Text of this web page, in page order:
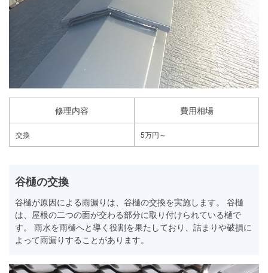
修理内容 費用相場
交換 5万円～
谷樋の交換
谷樋が原因による雨漏りは、谷樋の交換を実施します。 谷樋
は、屋根の二つの面が交わる部分に取り付けられている樋で
す。 雨水を雨樋へと導く役割を果たしており、詰まりや破損に
よって雨漏りすることがあります。